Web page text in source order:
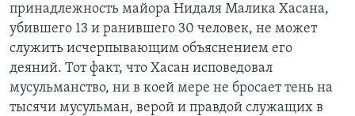
Языки
принадлежность майора Нидаля Малика Хасана,
убившего 13 и ранившего 30 человек, не может
служить исчерпывающим объяснением его
деяний. Тот факт, что Хасан исповедовал
мусульманство, ни в коей мере не бросает тень на
тысячи мусульман, верой и правдой служащих в